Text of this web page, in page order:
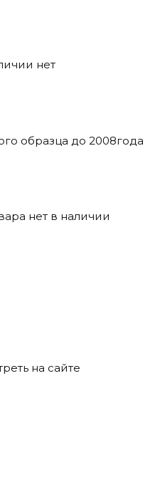
нет
образца до 2008года
нет в наличии
на сайте